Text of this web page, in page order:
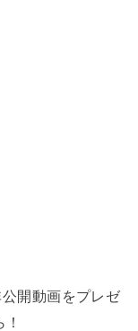
開動画をプレゼ